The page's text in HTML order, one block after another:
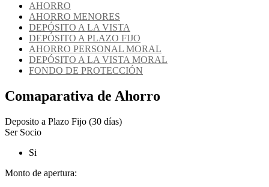
AHORRO
AHORRO MENORES
DEPÓSITO A LA VISTA
DEPÓSITO A PLAZO FIJO
AHORRO PERSONAL MORAL
DEPÓSITO A LA VISTA MORAL
FONDO DE PROTECCIÓN
Comaparativa de Ahorro
Deposito a Plazo Fijo (30 días)
Ser Socio
Si
Monto de apertura: